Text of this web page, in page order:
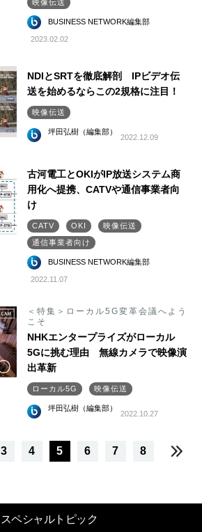
映像伝送
BUSINESS NETWORK編集部
2023.02.02
NDIとSRTを徹底解剖 IPビデオ伝
送を始めるならこの2規格に注目！
映像伝送
坪田弘樹（編集部）
2022.12.09
古河電工とOKIがIP放送システム商
用化へ提携、CATVや通信事業者向
け
CATV OKI
映像伝送
通信事業者向け
BUSINESS NETWORK編集部
2022.11.07
＜特集＞ローカル5G変革会議へよう
こそ
NHKエンタープライズがローカル
5Gに挑む理由 無線カメラで映像演
出革新
ローカル5G 映像伝送
坪田弘樹（編集部）
2022.10.27
3 4 5 6 7 8
スペシャルトピック